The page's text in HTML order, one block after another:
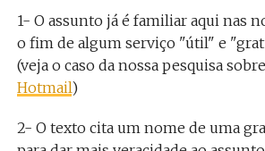
1- O assunto já é familiar aqui nas
o fim de algum serviço "útil" e
(veja o caso da nossa pesquisa
Hotmail)
2- O texto cita um nome de uma